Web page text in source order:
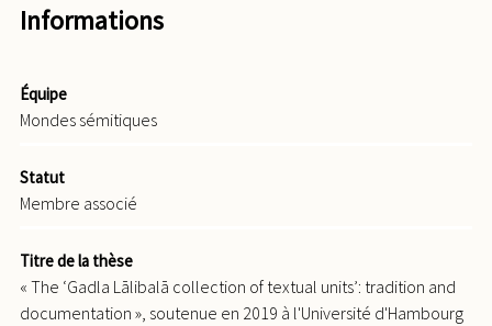
Informations
Équipe
Mondes sémitiques
Statut
Membre associé
Titre de la thèse
« The ‘Gadla Lālibalā collection of textual units’: tradition and
documentation », soutenue en 2019 à l'Université d'Hambourg